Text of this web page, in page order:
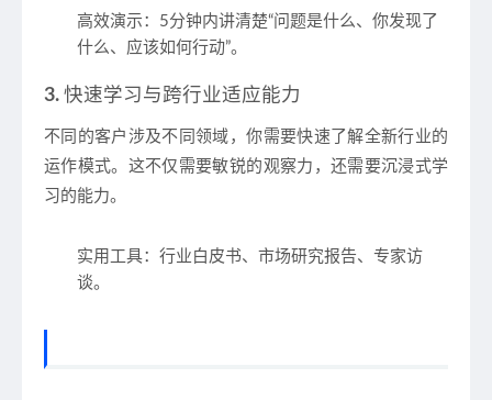
高效演示：5分钟内讲清楚“问题是什么、你发现了
什么、应该如何行动”。
3. 快速学习与跨行业适应能力
不同的客户涉及不同领域，你需要快速了解全新行业的
运作模式。这不仅需要敏锐的观察力，还需要沉浸式学
习的能力。
实用工具：行业白皮书、市场研究报告、专家访
谈。